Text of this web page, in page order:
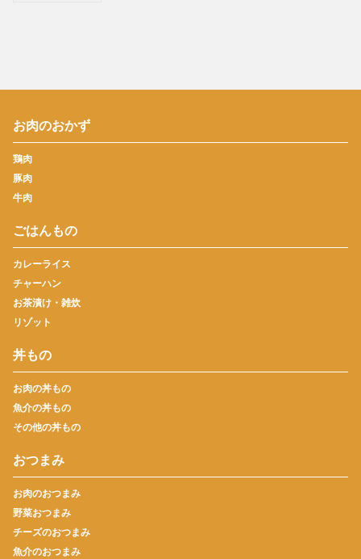
お肉のおかず
鶏肉
豚肉
牛肉
ごはんもの
カレーライス
チャーハン
お茶漬け・雑炊
リゾット
丼もの
お肉の丼もの
魚介の丼もの
その他の丼もの
おつまみ
お肉のおつまみ
野菜おつまみ
チーズのおつまみ
魚介のおつまみ